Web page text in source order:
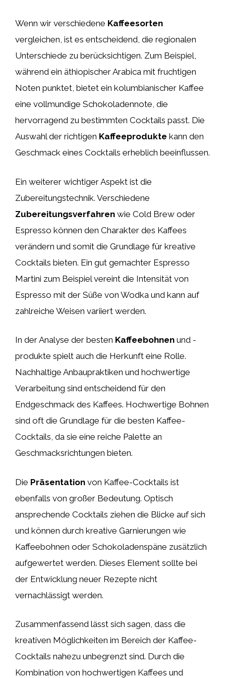
Wenn wir verschiedene Kaffeesorten
vergleichen, ist es entscheidend, die regionalen
Unterschiede zu berücksichtigen. Zum Beispiel,
während ein äthiopischer Arabica mit fruchtigen
Noten punktet, bietet ein kolumbianischer Kaffee
eine vollmundige Schokoladennote, die
hervorragend zu bestimmten Cocktails passt. Die
Auswahl der richtigen Kaffeeprodukte kann den
Geschmack eines Cocktails erheblich beeinflussen.
Ein weiterer wichtiger Aspekt ist die
Zubereitungstechnik. Verschiedene
Zubereitungsverfahren wie Cold Brew oder
Espresso können den Charakter des Kaffees
verändern und somit die Grundlage für kreative
Cocktails bieten. Ein gut gemachter Espresso
Martini zum Beispiel vereint die Intensität von
Espresso mit der Süße von Wodka und kann auf
zahlreiche Weisen variiert werden.
In der Analyse der besten Kaffeebohnen und -
produkte spielt auch die Herkunft eine Rolle.
Nachhaltige Anbaupraktiken und hochwertige
Verarbeitung sind entscheidend für den
Endgeschmack des Kaffees. Hochwertige Bohnen
sind oft die Grundlage für die besten Kaffee-
Cocktails, da sie eine reiche Palette an
Geschmacksrichtungen bieten.
Die Präsentation von Kaffee-Cocktails ist
ebenfalls von großer Bedeutung. Optisch
ansprechende Cocktails ziehen die Blicke auf sich
und können durch kreative Garnierungen wie
Kaffeebohnen oder Schokoladenspäne zusätzlich
aufgewertet werden. Dieses Element sollte bei
der Entwicklung neuer Rezepte nicht
vernachlässigt werden.
Zusammenfassend lässt sich sagen, dass die
kreativen Möglichkeiten im Bereich der Kaffee-
Cocktails nahezu unbegrenzt sind. Durch die
Kombination von hochwertigen Kaffees und